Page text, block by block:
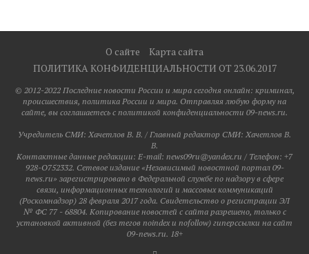
О сайте
Карта сайта
ПОЛИТИКА КОНФИДЕНЦИАЛЬНОСТИ ОТ 23.06.2017
© 2012-2022 Последние новости России и мира сегодня онлайн: криминал,
происшествия, политика России и мира. Отправляя любую форму на
сайте, вы соглашаетесь с политикой конфиденциальности 09-news.ru.
Учредитель СМИ: Хaчeтлoв B. B. / Главный редактор СМИ: Хaчeтлoв B.
B.
Контактные данные редакции: E-mail: news09ru@yandex.ru / Телефон: +7
928-O752332. Сетевое издание «Независимый новостной портал 09-
news.ru» зарегистрировано в Федеральной службе по надзору в сфере
связи, информационных технологий и массовых коммуникаций
(Роскомнадзор) 28 февраля 2017 года. Свидетельство о регистрации ЭЛ
№ ФС 77 - 68804. Копирование новостей с сайта разрешено, только с
установкой активной (без тегов noindex и nofollow) гиперссылки на сайт
09-news.ru. 18+